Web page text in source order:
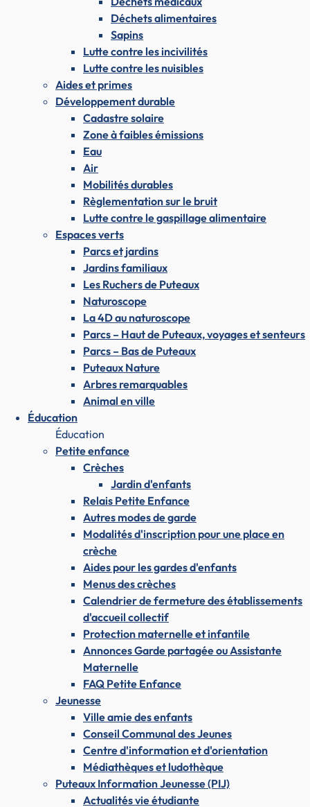
Déchets alimentaires
Sapins
Lutte contre les incivilités
Lutte contre les nuisibles
Aides et primes
Développement durable
Cadastre solaire
Zone à faibles émissions
Eau
Air
Mobilités durables
Règlementation sur le bruit
Lutte contre le gaspillage alimentaire
Espaces verts
Parcs et jardins
Jardins familiaux
Les Ruchers de Puteaux
Naturoscope
La 4D au naturoscope
Parcs – Haut de Puteaux, voyages et senteurs
Parcs – Bas de Puteaux
Puteaux Nature
Arbres remarquables
Animal en ville
Éducation
Éducation
Petite enfance
Crèches
Jardin d'enfants
Relais Petite Enfance
Autres modes de garde
Modalités d'inscription pour une place en
crèche
Aides pour les gardes d'enfants
Menus des crèches
Calendrier de fermeture des établissements
d'accueil collectif
Protection maternelle et infantile
Annonces Garde partagée ou Assistante
Maternelle
FAQ Petite Enfance
Jeunesse
Ville amie des enfants
Conseil Communal des Jeunes
Centre d'information et d'orientation
Médiathèques et ludothèque
Puteaux Information Jeunesse (PIJ)
Actualités vie étudiante